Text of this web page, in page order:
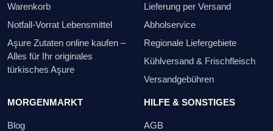
Warenkorb
Notfall-Vorrat Lebensmittel
Aşure Zutaten online kaufen –
Alles für Ihr originales
türkisches Aşure
Lieferung per Versand
Abholservice
Regionale Liefergebiete
Kühlversand & Frischfleisch
Versandgebühren
MORGENMARKT
Blog
HILFE & SONSTIGES
AGB